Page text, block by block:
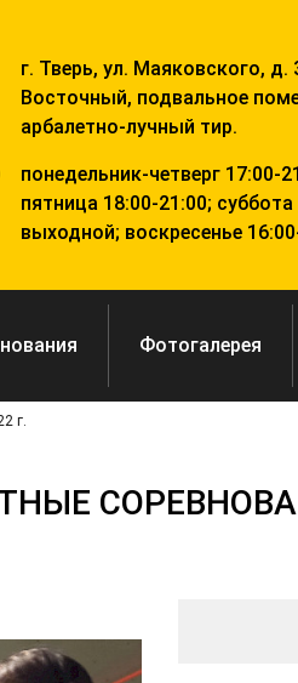
г. Тверь, ул. Маяковского, д.
Восточный, подвальное
арбалетно-лучный тир.
понедельник-четверг 17:00-
пятница 18:00-21:00; суббота
выходной; воскресенье
Фотогалерея
г.